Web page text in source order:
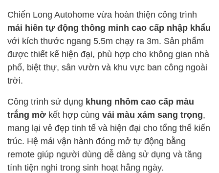
Chiến Long Autohome vừa hoàn thiện công trình
mái hiên tự động thông minh cao cấp nhập khẩu
với kích thước ngang 5.5m chạy ra 3m. Sản phẩm
được thiết kế hiện đại, phù hợp cho không gian nhà
phố, biệt thự, sân vườn và khu vực ban công ngoài
trời.
Công trình sử dụng khung nhôm cao cấp màu
trắng mờ kết hợp cùng vải màu xám sang trọng,
mang lại vẻ đẹp tinh tế và hiện đại cho tổng thể kiến
trúc. Hệ mái vận hành đóng mở tự động bằng
remote giúp người dùng dễ dàng sử dụng và tăng
tính tiện nghi trong sinh hoạt hằng ngày.